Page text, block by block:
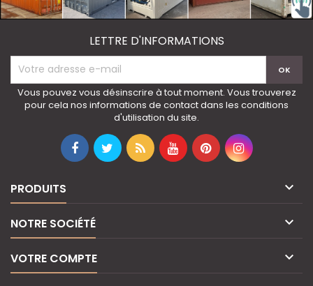
LETTRE D'INFORMATIONS
Vous pouvez vous désinscrire à tout moment. Vous trouverez
pour cela nos informations de contact dans les conditions
d'utilisation du site.
PRODUITS 
NOTRE SOCIÉTÉ 
VOTRE COMPTE 